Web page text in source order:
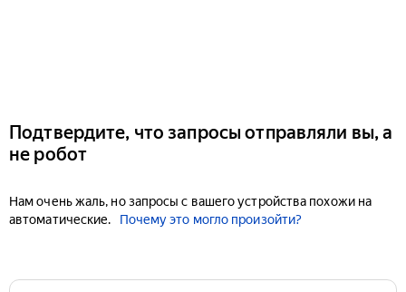
Подтвердите, что запросы отправляли вы, а
не робот
Нам очень жаль, но запросы с вашего устройства похожи на
автоматические.
Почему это могло произойти?